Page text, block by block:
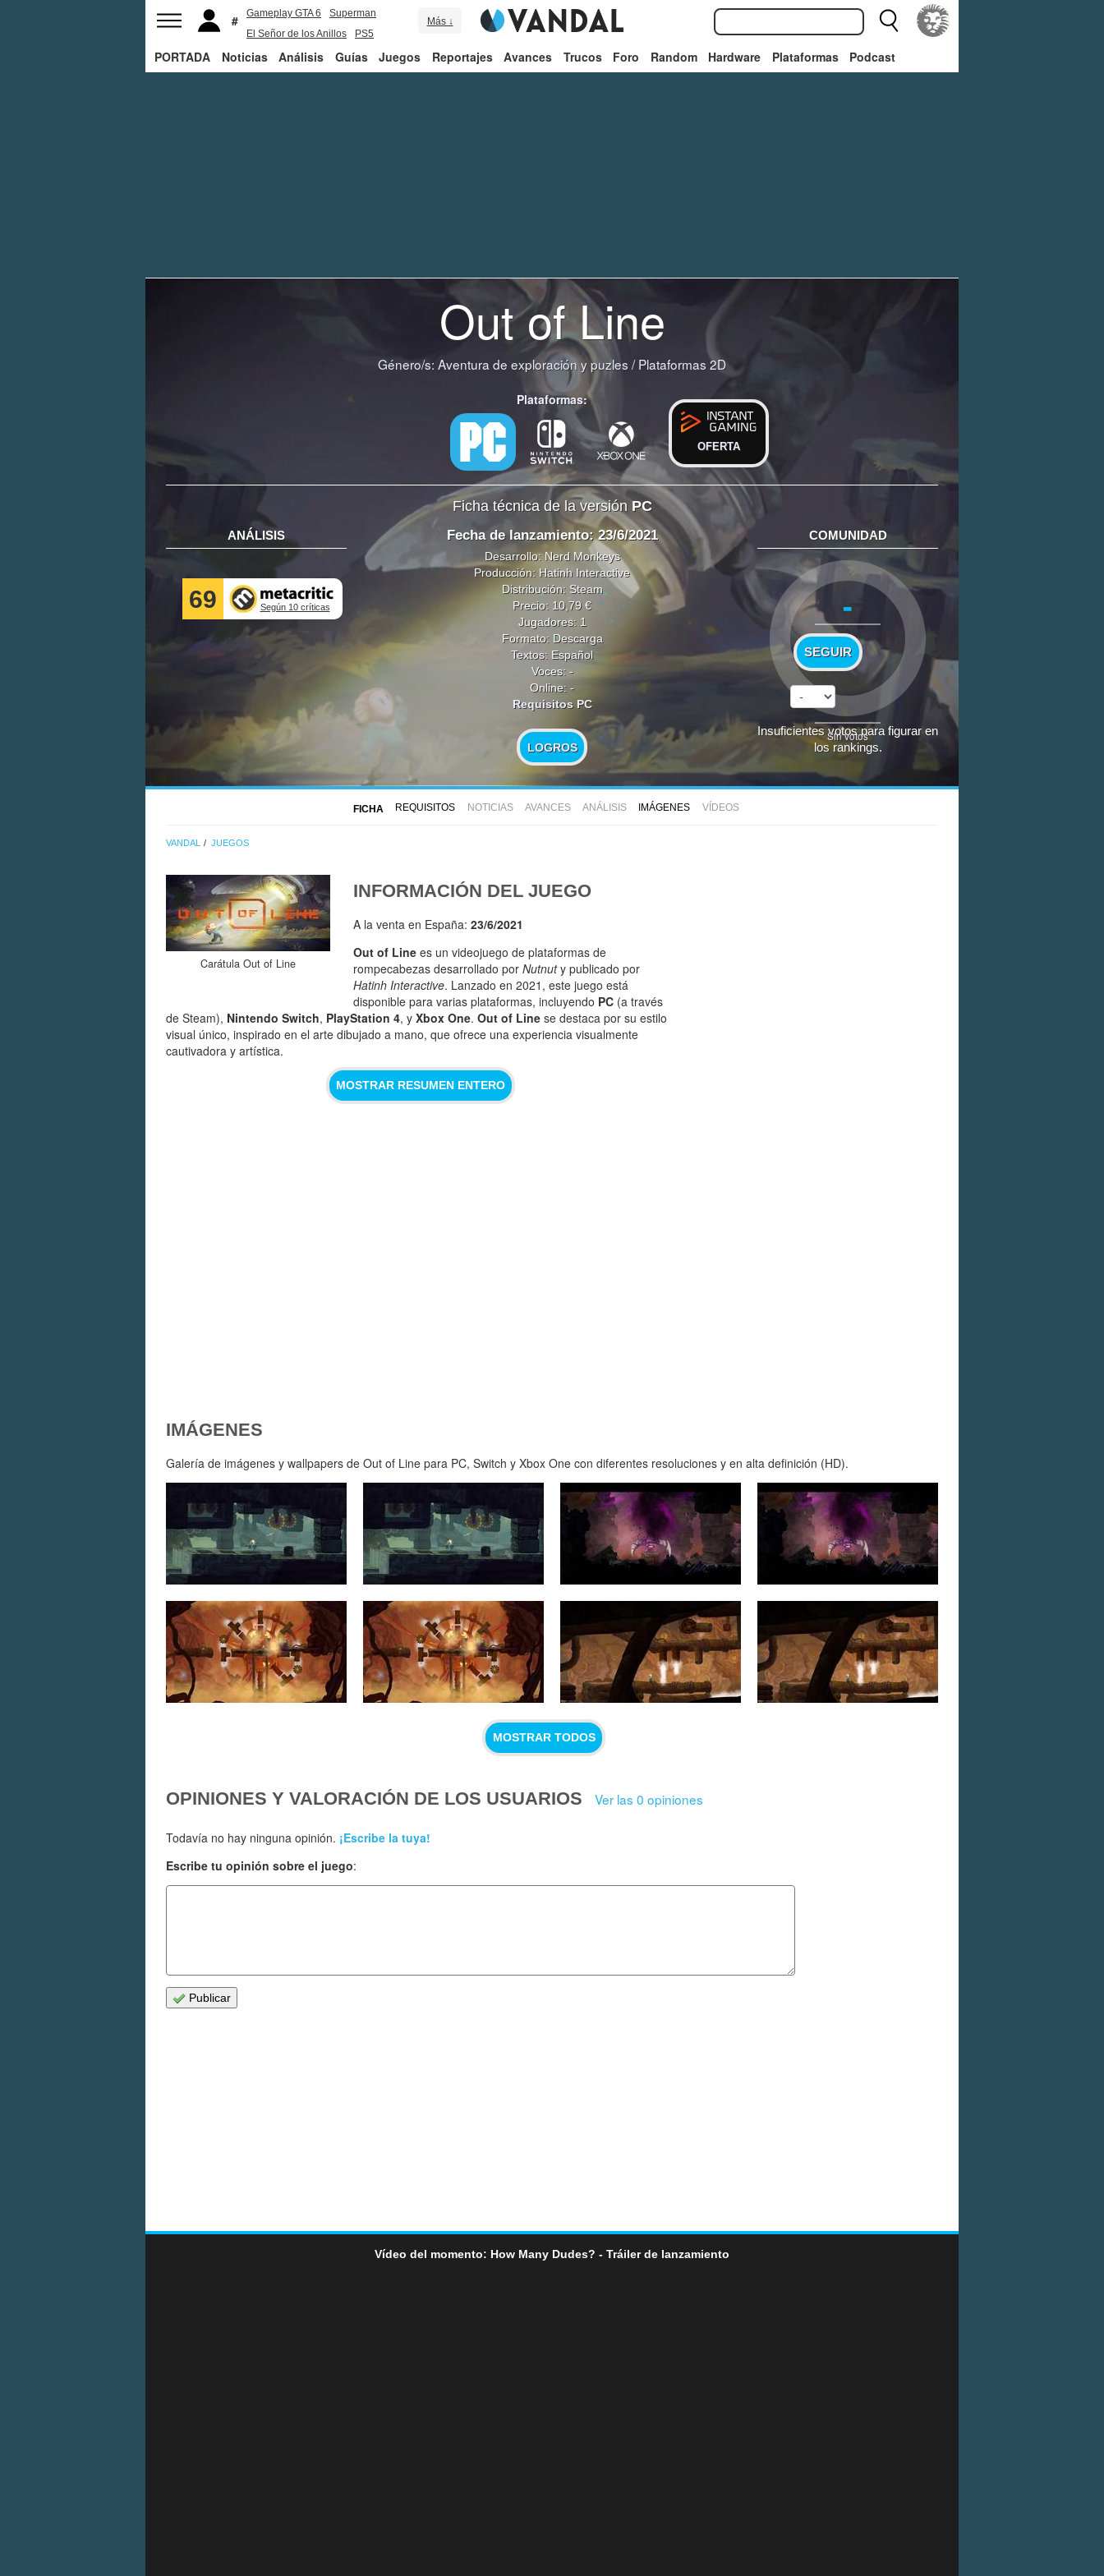
Gameplay GTA 6
Superman
El Señor de los Anillos
PS5
Más ↓
PORTADA Noticias Análisis Guías Juegos Reportajes Avances Trucos Foro Random Hardware Plataformas Podcast
Out of Line
Género/s: Aventura de exploración y puzles /Plataformas 2D
Plataformas:
OFERTA
Ficha técnica de la versión PC
ANÁLISIS
69 Según 10 críticas
Fecha de lanzamiento: 23/6/2021
Desarrollo: Nerd Monkeys
Producción: Hatinh Interactive
Distribución: Steam
Precio: 10,79 €
Jugadores: 1
Formato: Descarga
Textos: Español
Voces: -
Online: -
Requisitos PC
LOGROS
COMUNIDAD
-
SEGUIR
Sin votos
Insuficientes votos para figurar en
los rankings.
FICHA REQUISITOS NOTICIAS AVANCES ANÁLISIS IMÁGENES VÍDEOS
VANDAL JUEGOS
Carátula Out of Line
INFORMACIÓN DEL JUEGO
A la venta en España: 23/6/2021
Out of Line es un videojuego de plataformas de
rompecabezas desarrollado por Nutnuty publicado por
Hatinh Interactive. Lanzado en 2021, este juego está
disponible para varias plataformas, incluyendo PC (a través
de Steam), Nintendo Switch, PlayStation 4, y Xbox One. Out of Line se destaca por su estilo
visual único, inspirado en el arte dibujado a mano, que ofrece una experiencia visualmente
cautivadora y artística.
MOSTRAR RESUMEN ENTERO
IMÁGENES
Galería de imágenes y wallpapers de Out of Line para PC, Switch y Xbox One con diferentes resoluciones y en alta definición (HD).
MOSTRAR TODOS
OPINIONES Y VALORACIÓN DE LOS USUARIOS Ver las 0 opiniones
Todavía no hay ninguna opinión. ¡Escribe la tuya!
Escribe tu opinión sobre el juego:
Publicar
Vídeo del momento: How Many Dudes? - Tráiler de lanzamiento